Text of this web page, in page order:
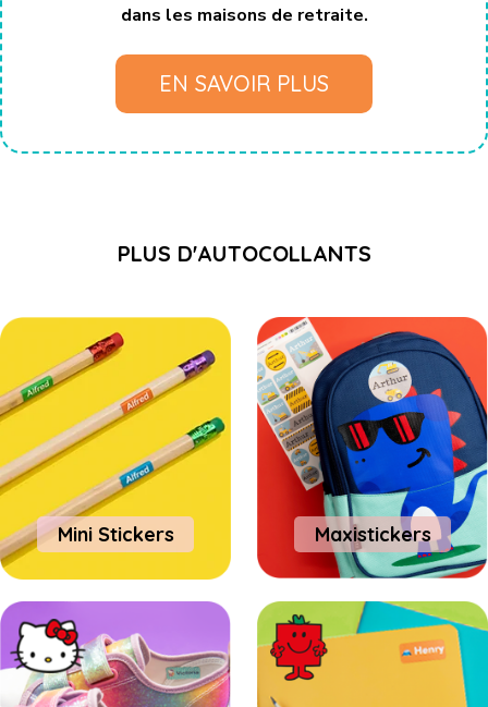
dans les maisons de retraite.
EN SAVOIR PLUS
PLUS D'AUTOCOLLANTS
Mini Stickers Maxistickers